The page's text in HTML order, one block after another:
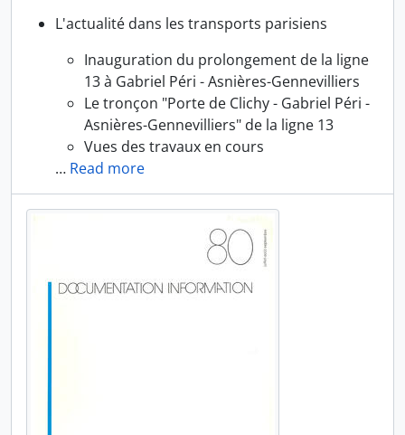
L'actualité dans les transports parisiens
Inauguration du prolongement de la ligne
13 à Gabriel Péri - Asnières-Gennevilliers
Le tronçon "Porte de Clichy - Gabriel Péri -
Asnières-Gennevilliers" de la ligne 13
Vues des travaux en cours
… Read more